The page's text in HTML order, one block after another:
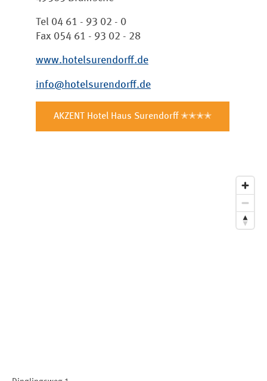
Tel 04 61 - 93 02 - 0
Fax 054 61 - 93 02 - 28
www.hotelsurendorff.de
info@hotelsurendorff.de
AKZENT Hotel Haus Surendorff ✭✭✭✭